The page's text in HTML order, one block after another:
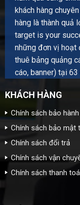
khách hàng
hàng là thành quả
target is your
những đơn vị hoạt
thuê bảng quảng
cáo, banner) tại
KHÁCH HÀNG
Chính sách bảo hành
Chính sách bảo mật
Chính sách đổi trả
Chính sách vận
Chính sách thanh